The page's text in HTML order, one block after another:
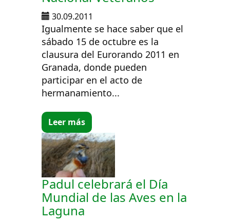
30.09.2011
Igualmente se hace saber que el
sábado 15 de octubre es la
clausura del Eurorando 2011 en
Granada, donde pueden
participar en el acto de
hermanamiento...
Leer más
Padul celebrará el Día
Mundial de las Aves en la
Laguna